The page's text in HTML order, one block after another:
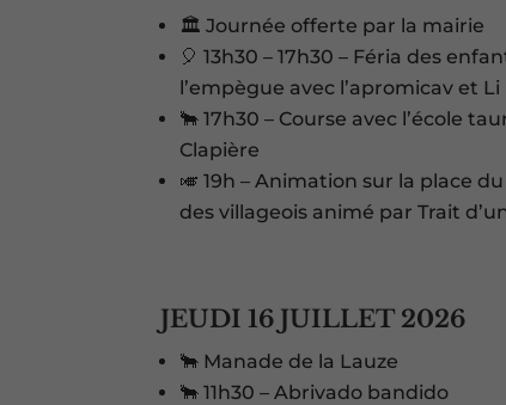
🏛️ Journée offerte par la mairie
🎈 13h30 – 17h30 – Féria des
l’empègue avec l’apromicav et
🐂 17h30 – Course avec l’école
Clapière
🎺 19h – Animation sur la place
des villageois animé par Trait
JEUDI 16 JUILLET 2026
🐂 Manade de la Lauze
🐂 11h30 – Abrivado bandido